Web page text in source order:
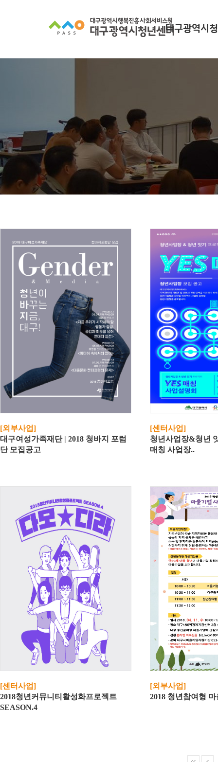
대구광역시
[외부사업]
대구여성가족재단 | 2018 청바지 포럼
단 모집공고
[센터사업]
청년사업장&청년
매칭 사업장..
[센터사업]
2018청년커뮤니티활성화프로젝트
SEASON.4
[외부사업]
2018 청년참여형